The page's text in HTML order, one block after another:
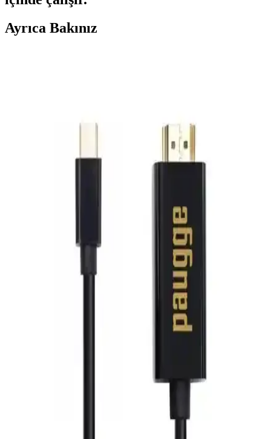
Ayrıca Bakınız
yüksek kaliteli yayın deneyimi sunar.
HADRON HDX7794 VGA to HDMI Adaptörü
İncelenmesi ve Kullanıcı Yorumları
uygun fiyatlı ve kullanışlıdır, ancak performans ve dayanıklılık
Dark HDMI ve PrimeX Plus PX-1121 Micro HDMI
Kablo Karşılaştırması ve Özellikleri
Dark HDMI ve PrimeX Plus PX-1121 Micro HDMI kablolarını
performans, uzunluk ve uyumluluk açısından karşılaştırıyoruz.
Hangi kablonun ihtiyaçlarınıza uygun olduğunu öğrenin.
Philips 50PUS8009 ve Toshiba 43UA2263DT Akıllı
LED TV'lerin Karşılaştırması 2023
yüksek renk canlılığı ve Ambilight ile öne çıkarken, Toshiba düşük
renk kalitesi ve kontrol sorunlarıyla dikkat çekiyor.
Inca IDPH-18T Displayport HDMI Kablo 4K